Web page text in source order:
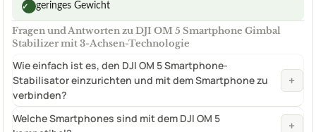
✓ geringes Gewicht
Fragen und Antworten zu DJI OM 5 Smartphone Gimbal
Stabilizer mit 3-Achsen-Technologie
Wie einfach ist es, den DJI OM 5 Smartphone-
Stabilisator einzurichten und mit dem Smartphone zu
verbinden?
+
Welche Smartphones sind mit dem DJI OM 5
+